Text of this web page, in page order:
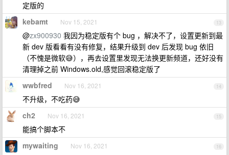
定版的
13
kebamt Nov 15, 2021
@zx900930 我因为稳定版有个 bug ，解决不了，设置更新到最
新 dev 版看看有没有修复，结果升级到 dev 后发现 bug 依旧
（不愧是微软😅），再去设置里发现无法换更新频道，还好没有
清理掉之前 Windows.old,感觉回滚稳定版了
14
wwbfred Nov 16, 2021
不升级，不吃药😅
15
ch2 Nov 16, 2021
能搞个脚本不
16
mywaiting Nov 16, 2021